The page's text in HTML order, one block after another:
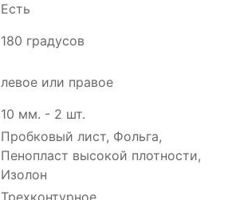
Есть
180 градусов
левое или правое
10 мм. - 2 шт.
Пробковый лист, Фольга,
Пенопласт высокой плотности,
Изолон